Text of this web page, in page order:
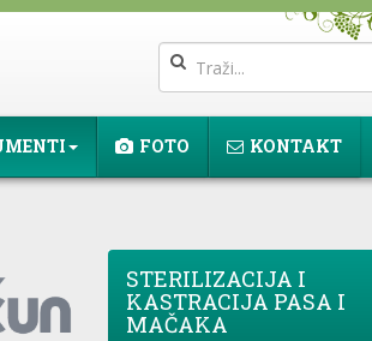
FOTO KONTAKT
STERILIZACIJA I
KASTRACIJA PASA I
MAČAKA